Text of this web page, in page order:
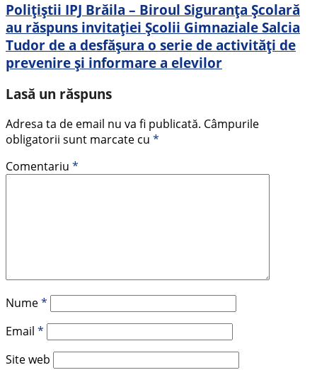
Polițiștii IPJ Brăila – Biroul Siguranța Școlară
au răspuns invitației Școlii Gimnaziale Salcia
Tudor de a desfășura o serie de activități de
prevenire și informare a elevilor
Lasă un răspuns
Adresa ta de email nu va fi publicată. Câmpurile
obligatorii sunt marcate cu *
Comentariu *
Nume*
Email *
Site web